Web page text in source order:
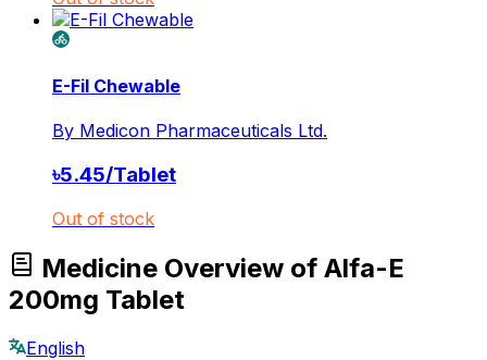
E-Fil Chewable
By Medicon Pharmaceuticals Ltd.
৳5.45/Tablet
Out of stock
Medicine Overview of Alfa-E
200mg Tablet
English